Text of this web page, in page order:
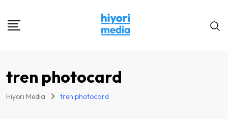
tren photocard
Hiyori Media tren photocard